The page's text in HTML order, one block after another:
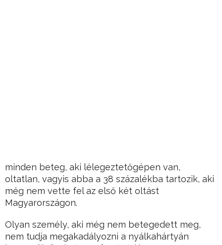
minden beteg, aki lélegeztetőgépen van,
oltatlan, vagyis abba a 38 százalékba tartozik, aki
még nem vette fel az első két oltást
Magyarországon.
Olyan személy, aki még nem betegedett meg,
nem tudja megakadályozni a nyálkahártyán